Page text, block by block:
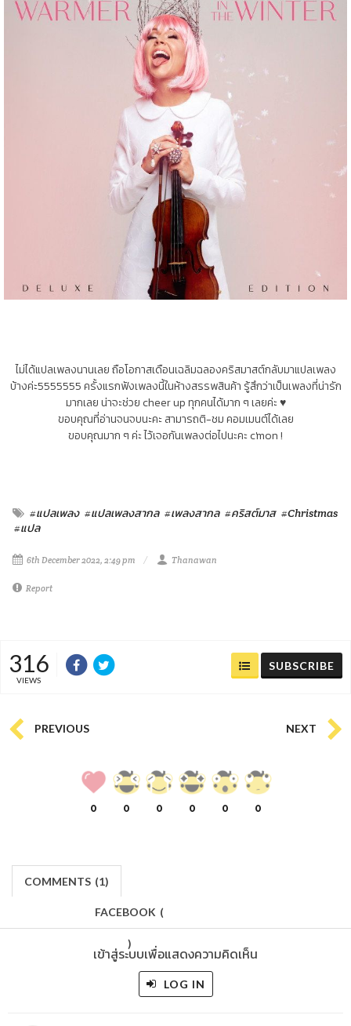
ไม่ได้แปลเพลงนานเลย ถือโอกาสเดือนเฉลิมฉลองคริสมาสต์กลับมาแปลเพลง
บ้างค่ะ5555555 ครั้งแรกฟังเพลงนี้ในห้างสรรพสินค้า รู้สึกว่าเป็นเพลงที่น่ารัก
มากเลย น่าจะช่วย cheer up ทุกคนได้มาก ๆ เลยค่ะ ♥
ขอบคุณที่อ่านจนจบนะคะ สามารถติ-ชม คอมเมนต์ได้เลย
ขอบคุณมาก ๆ ค่ะ ไว้เจอกันเพลงต่อไปนะคะ c'mon !
#แปลเพลง #แปลเพลงสากล #เพลงสากล #คริสต์มาส #Christmas
#แปล
6th December 2022, 2:49 pm Thanawan
Report
316
VIEWS
SUBSCRIBE
PREVIOUS NEXT
0 0 0 0 0 0
COMMENTS (1)
FACEBOOK (
)
เข้าสู่ระบบเพื่อแสดงความคิดเห็น
LOG IN